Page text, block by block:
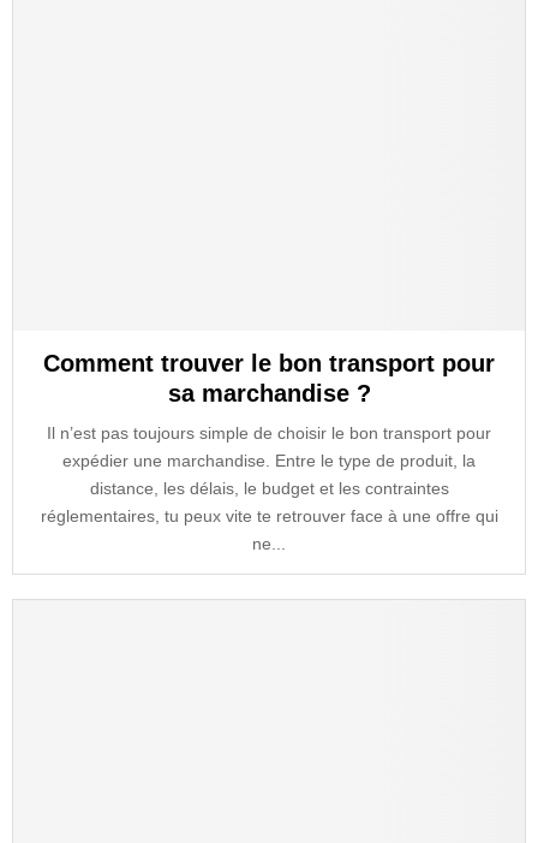
Comment trouver le bon transport pour
sa marchandise ?
Il n’est pas toujours simple de choisir le bon transport pour
expédier une marchandise. Entre le type de produit, la
distance, les délais, le budget et les contraintes
réglementaires, tu peux vite te retrouver face à une offre qui
ne...